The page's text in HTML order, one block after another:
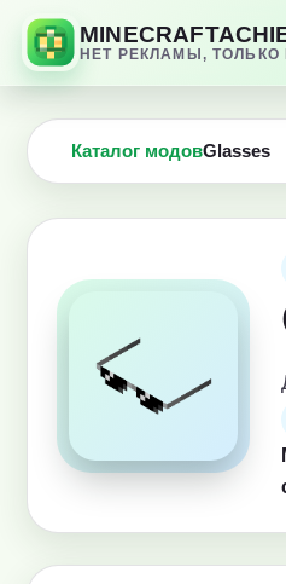
НЕТ РЕКЛАМЫ,
Каталог модовGlasses